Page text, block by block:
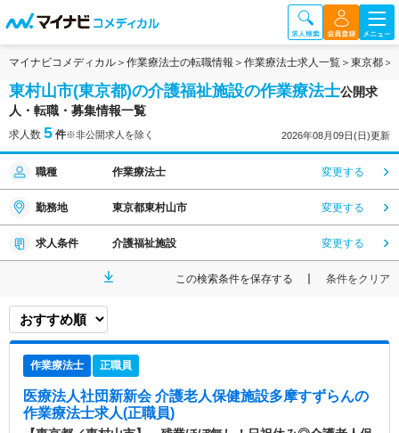
マイナビコメディカル 作業療法士の転職情報 作業療法士求人一覧 東京都
東村山市(東京都)の介護福祉施設の作業療法士公開求
人・転職・募集情報一覧
求人数 5 件※非公開求人を除く 2026年08月09日(日)更新
職種 作業療法士 変更する
勤務地 東京都東村山市 変更する
求人条件 介護福祉施設 変更する
この検索条件を保存する 条件をクリア
作業療法士 正職員
医療法人社団新新会 介護老人保健施設多摩すずらんの
作業療法士求人(正職員)